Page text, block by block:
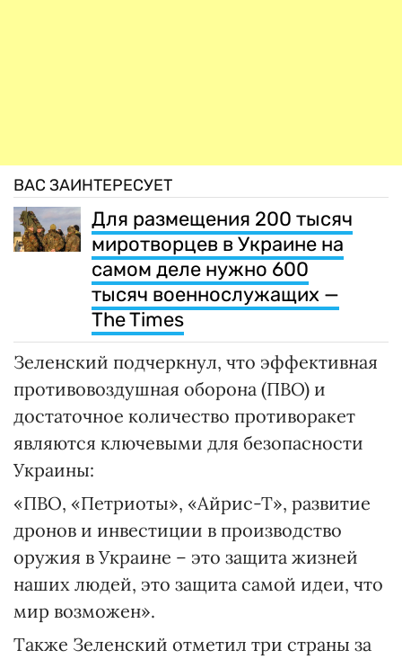
ВАС ЗАИНТЕРЕСУЕТ
Для размещения 200 тысяч
миротворцев в Украине на
самом деле нужно 600
тысяч военнослужащих —
The Times
Зеленский подчеркнул, что эффективная
противовоздушная оборона (ПВО) и
достаточное количество противоракет
являются ключевыми для безопасности
Украины:
«ПВО, «Петриоты», «Айрис-Т», развитие
дронов и инвестиции в производство
оружия в Украине – это защита жизней
наших людей, это защита самой идеи, что
мир возможен».
Также Зеленский отметил три страны за